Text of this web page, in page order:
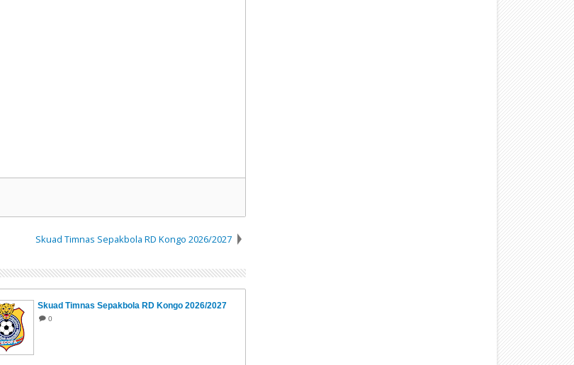
Skuad Timnas Sepakbola RD Kongo 2026/2027
Skuad Timnas Sepakbola RD Kongo 2026/2027
0